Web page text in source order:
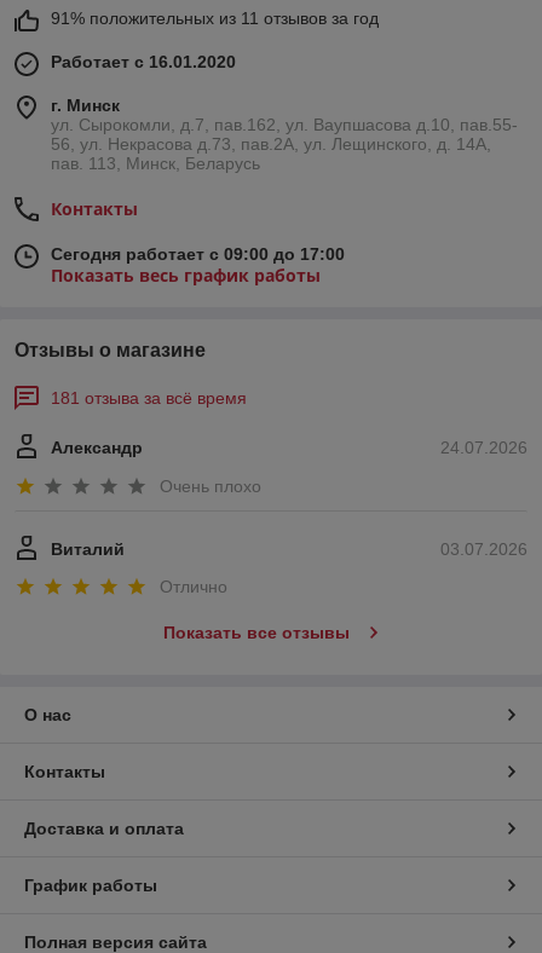
91% положительных из 11 отзывов за год
Работает с 16.01.2020
г. Минск
ул. Сырокомли, д.7, пав.162, ул. Ваупшасова д.10, пав.55-
56, ул. Некрасова д.73, пав.2А, ул. Лещинского, д. 14А,
пав. 113, Минск, Беларусь
Контакты
Сегодня работает с 09:00 до 17:00
Показать весь график работы
Отзывы о магазине
181 отзыва за всё время
24.07.2026
Александр
Очень плохо
03.07.2026
Виталий
Отлично
Показать все отзывы
О нас
Контакты
Доставка и оплата
График работы
Полная версия сайта